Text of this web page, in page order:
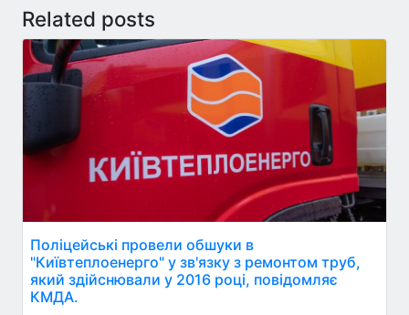
Related posts
Поліцейські провели обшуки в
"Київтеплоенерго" у зв'язку з ремонтом труб,
який здійснювали у 2016 році, повідомляє
КМДА.